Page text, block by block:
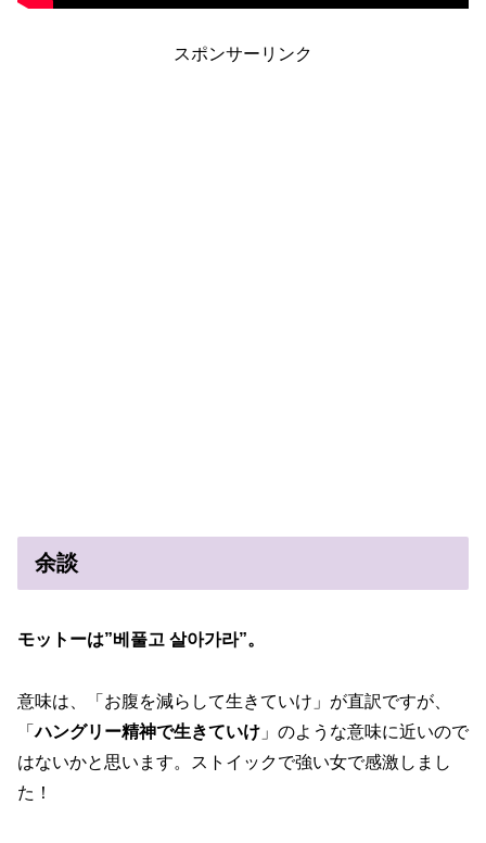
スポンサーリンク
余談
モットーは”베풀고 살아가라”。
意味は、「お腹を減らして生きていけ」が直訳ですが、
「ハングリー精神で生きていけ 」のような意味に近いので
はないかと思います。ストイックで強い女で感激しまし
た！